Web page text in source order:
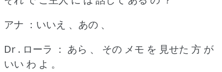
アナ ：いいえ 、あの 、
Dr . ローラ ： あら 、 その メモ を 見せた 方 が
いい わ よ 。